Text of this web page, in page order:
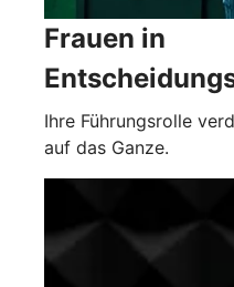
Frauen in
Ihre Führungsrolle
auf das Ganze.